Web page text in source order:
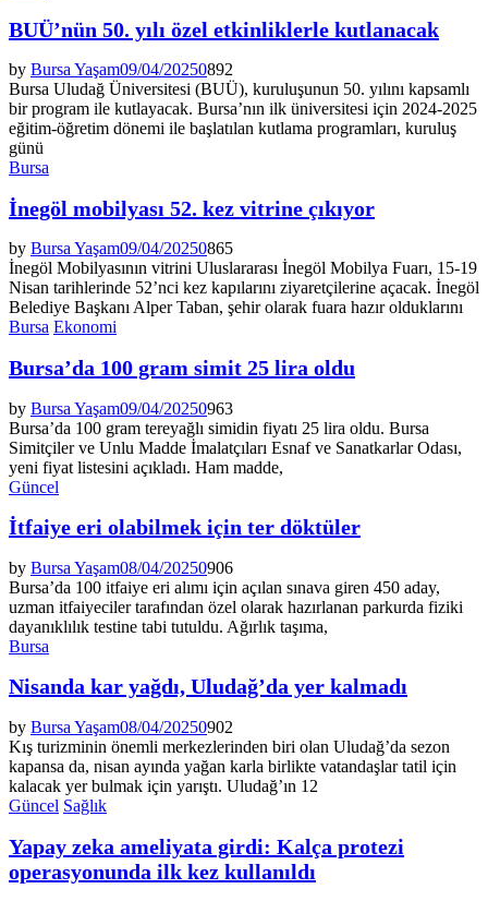
BUÜ’nün 50. yılı özel etkinliklerle kutlanacak
by Bursa Yaşam09/04/20250892
Bursa Uludağ Üniversitesi (BUÜ), kuruluşunun 50. yılını kapsamlı
bir program ile kutlayacak. Bursa’nın ilk üniversitesi için 2024-2025
eğitim-öğretim dönemi ile başlatılan kutlama programları, kuruluş
günü
Bursa
İnegöl mobilyası 52. kez vitrine çıkıyor
by Bursa Yaşam09/04/20250865
İnegöl Mobilyasının vitrini Uluslararası İnegöl Mobilya Fuarı, 15-19
Nisan tarihlerinde 52’nci kez kapılarını ziyaretçilerine açacak. İnegöl
Belediye Başkanı Alper Taban, şehir olarak fuara hazır olduklarını
Bursa Ekonomi
Bursa’da 100 gram simit 25 lira oldu
by Bursa Yaşam09/04/20250963
Bursa’da 100 gram tereyağlı simidin fiyatı 25 lira oldu. Bursa
Simitçiler ve Unlu Madde İmalatçıları Esnaf ve Sanatkarlar Odası,
yeni fiyat listesini açıkladı. Ham madde,
Güncel
İtfaiye eri olabilmek için ter döktüler
by Bursa Yaşam08/04/20250906
Bursa’da 100 itfaiye eri alımı için açılan sınava giren 450 aday,
uzman itfaiyeciler tarafından özel olarak hazırlanan parkurda fiziki
dayanıklılık testine tabi tutuldu. Ağırlık taşıma,
Bursa
Nisanda kar yağdı, Uludağ’da yer kalmadı
by Bursa Yaşam08/04/20250902
Kış turizminin önemli merkezlerinden biri olan Uludağ’da sezon
kapansa da, nisan ayında yağan karla birlikte vatandaşlar tatil için
kalacak yer bulmak için yarıştı. Uludağ’ın 12
Güncel Sağlık
Yapay zeka ameliyata girdi: Kalça protezi
operasyonunda ilk kez kullanıldı